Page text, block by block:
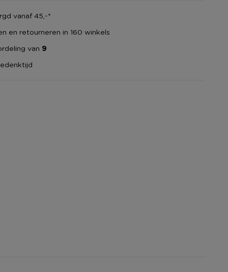
vanaf 45,-*
en retourneren in 160 winkels
van 9